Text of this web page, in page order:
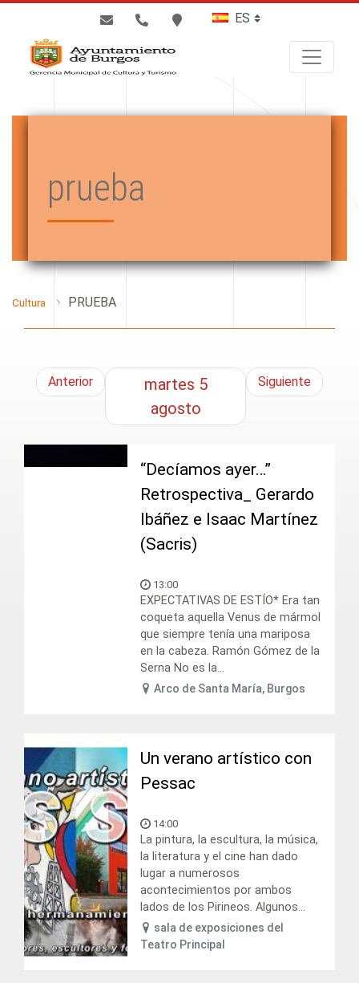
prueba
Cultura PRUEBA
Anterior martes 5
agosto
Siguiente
“Decíamos ayer…”
Retrospectiva_ Gerardo
Ibáñez e Isaac Martínez
(Sacris)
13:00
EXPECTATIVAS DE ESTÍO* Era tan
coqueta aquella Venus de mármol
que siempre tenía una mariposa
en la cabeza. Ramón Gómez de la
Serna No es la...
Arco de Santa María, Burgos
Un verano artístico con
Pessac
14:00
La pintura, la escultura, la música,
la literatura y el cine han dado
lugar a numerosos
acontecimientos por ambos
lados de los Pirineos. Algunos...
sala de exposiciones del
Teatro Principal